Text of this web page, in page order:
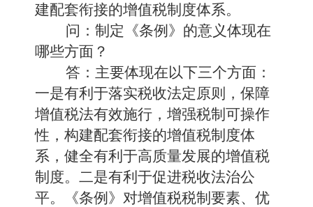
建配套衔接的增值税制度体系。
问：制定《条例》的意义体现在
哪些方面？
答：主要体现在以下三个方面：
一是有利于落实税收法定原则，保障
增值税法有效施行，增强税制可操作
性，构建配套衔接的增值税制度体
系，健全有利于高质量发展的增值税
制度。二是有利于促进税收法治公
平。《条例》对增值税税制要素、优